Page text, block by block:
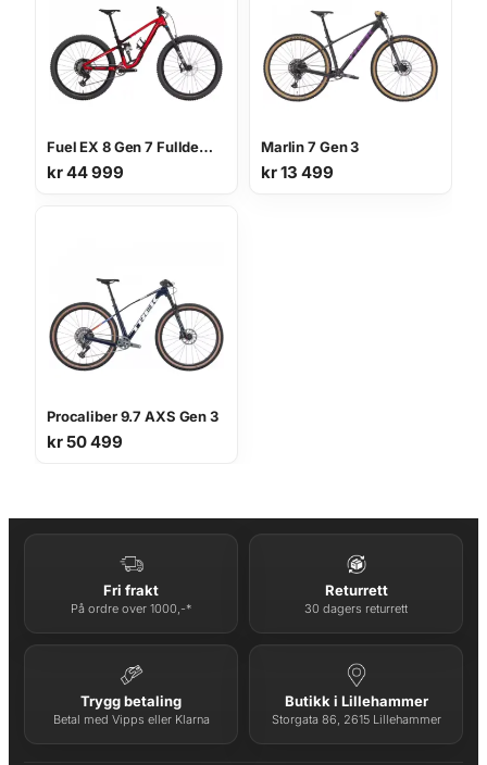
Fuel EX 8 Gen 7 Fulldempet Terrengsykkel
kr44 999
Marlin 7 Gen 3
kr13 499
Procaliber 9.7 AXS Gen 3
kr50 499
Fri frakt
På ordre over 1000,-*
Returrett
30 dagers returrett
Trygg betaling
Betal med Vipps eller Klarna
Butikk i Lillehammer
Storgata 86, 2615 Lillehammer